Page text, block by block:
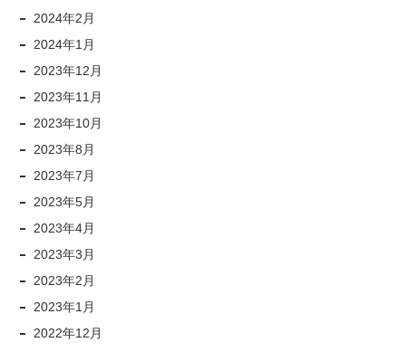
2024年2月
2024年1月
2023年12月
2023年11月
2023年10月
2023年8月
2023年7月
2023年5月
2023年4月
2023年3月
2023年2月
2023年1月
2022年12月